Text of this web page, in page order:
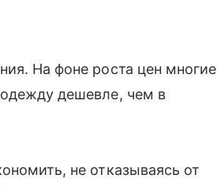
На фоне роста цен многие
дешевле, чем в
не отказываясь от